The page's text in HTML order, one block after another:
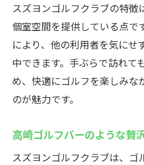
スズヨンゴルフクラブの特徴
個室空間を提供している点で
により、他の利用者を気にせ
中できます。手ぶらで訪れて
め、快適にゴルフを楽しみな
のが魅力です。
高崎ゴルフバーのような贅
スズヨンゴルフクラブは、ゴ